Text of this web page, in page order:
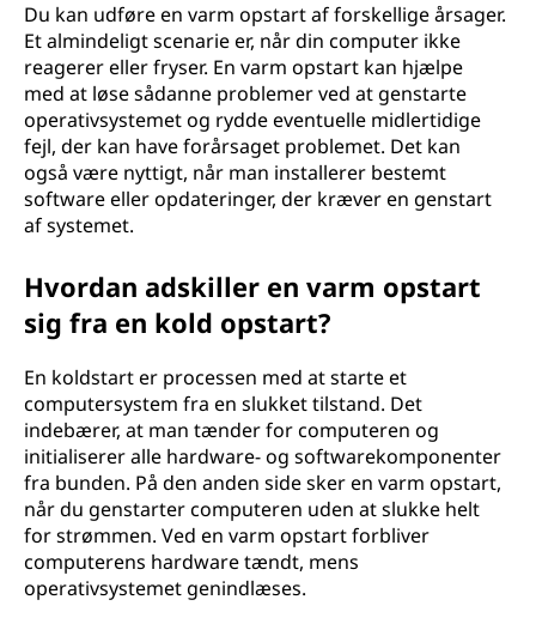
Du kan udføre en varm opstart af forskellige årsager.
Et almindeligt scenarie er, når din computer ikke
reagerer eller fryser. En varm opstart kan hjælpe
med at løse sådanne problemer ved at genstarte
operativsystemet og rydde eventuelle midlertidige
fejl, der kan have forårsaget problemet. Det kan
også være nyttigt, når man installerer bestemt
software eller opdateringer, der kræver en genstart
af systemet.
Hvordan adskiller en varm opstart
sig fra en kold opstart?
En koldstart er processen med at starte et
computersystem fra en slukket tilstand. Det
indebærer, at man tænder for computeren og
initialiserer alle hardware- og softwarekomponenter
fra bunden. På den anden side sker en varm opstart,
når du genstarter computeren uden at slukke helt
for strømmen. Ved en varm opstart forbliver
computerens hardware tændt, mens
operativsystemet genindlæses.